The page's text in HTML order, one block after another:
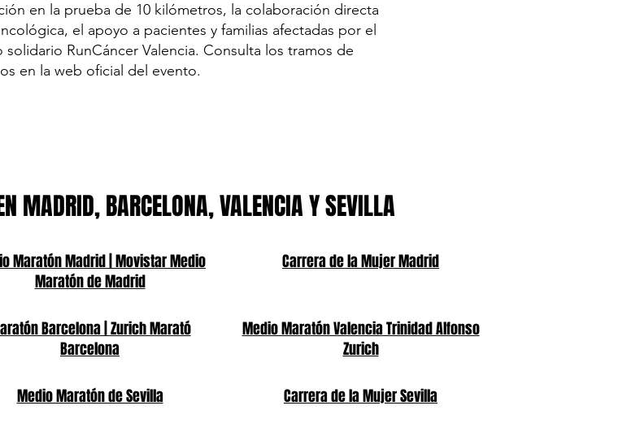
en la prueba de 10 kilómetros, la colaboración directa
el apoyo a pacientes y familias afectadas por el
RunCáncer Valencia. Consulta los tramos de
en la web oficial del evento.
MADRID, BARCELONA, VALENCIA Y SEVILLA
Maratón Madrid | Movistar Medio
Maratón de Madrid
Carrera de la Mujer Madrid
Barcelona | Zurich Marató
Barcelona
Medio Maratón Valencia Trinidad Alfonso
Zurich
Medio Maratón de Sevilla Carrera de la Mujer Sevilla